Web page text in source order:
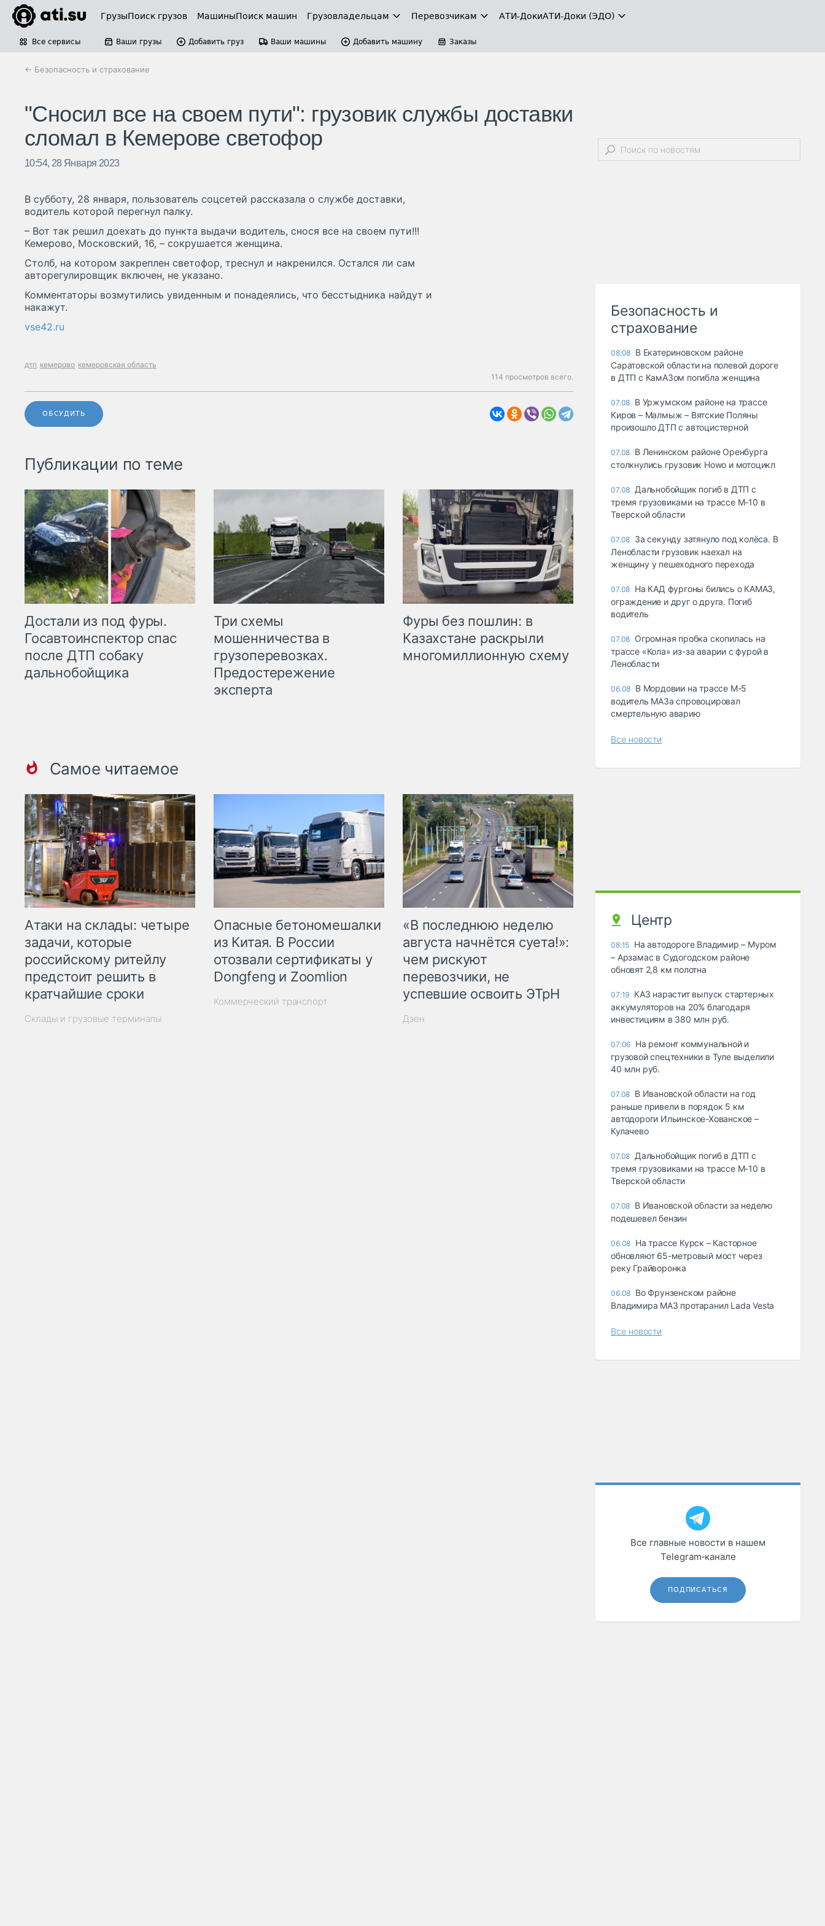
ГрузыПоиск грузов МашиныПоиск машин Грузовладельцам Перевозчикам АТИ-ДокиАТИ-Доки (ЭДО)
Все сервисы Ваши грузы Добавить груз Ваши машины Добавить машину Заказы
← Безопасность и страхование
"Сносил все на своем пути": грузовик службы доставки
сломал в Кемерове светофор
10:54, 28 Января 2023
В субботу, 28 января, пользователь соцсетей рассказала о службе доставки,
водитель которой перегнул палку.
– Вот так решил доехать до пункта выдачи водитель, снося все на своем пути!!!
Кемерово, Московский, 16, – сокрушается женщина.
Столб, на котором закреплен светофор, треснул и накренился. Остался ли сам
авторегулировщик включен, не указано.
Комментаторы возмутились увиденным и понадеялись, что бесстыдника найдут и
накажут.
vse42.ru
дтп кемерово кемеровская область
114 просмотров всего.
ОБСУДИТЬ
Публикации по теме
Достали из под фуры.
Госавтоинспектор спас
после ДТП собаку
дальнобойщика
Три схемы
мошенничества в
грузоперевозках.
Предостережение
эксперта
Фуры без пошлин: в
Казахстане раскрыли
многомиллионную схему
Самое читаемое
Атаки на склады: четыре
задачи, которые
российскому ритейлу
предстоит решить в
кратчайшие сроки
Склады и грузовые терминалы
Опасные бетономешалки
из Китая. В России
отозвали сертификаты у
Dongfeng и Zoomlion
Коммерческий транспорт
«В последнюю неделю
августа начнётся суета!»:
чем рискуют
перевозчики, не
успевшие освоить ЭТрН
Дзен
Безопасность и
страхование
08:08 В Екатериновском районе
Саратовской области на полевой дороге
в ДТП с КамАЗом погибла женщина
07.08 В Уржумском районе на трассе
Киров – Малмыж – Вятские Поляны
произошло ДТП с автоцистерной
07.08 В Ленинском районе Оренбурга
столкнулись грузовик Howo и мотоцикл
07.08 Дальнобойщик погиб в ДТП с
тремя грузовиками на трассе М-10 в
Тверской области
07.08 За секунду затянуло под колёса. В
Ленобласти грузовик наехал на
женщину у пешеходного перехода
07.08 На КАД фургоны бились о КАМАЗ,
ограждение и друг о друга. Погиб
водитель
07.08 Огромная пробка скопилась на
трассе «Кола» из-за аварии с фурой в
Ленобласти
06.08 В Мордовии на трассе М-5
водитель МАЗа спровоцировал
смертельную аварию
Все новости
Центр
08:15 На автодороге Владимир – Муром
– Арзамас в Судогодском районе
обновят 2,8 км полотна
07:19 КАЗ нарастит выпуск стартерных
аккумуляторов на 20% благодаря
инвестициям в 380 млн руб.
07:06 На ремонт коммунальной и
грузовой спецтехники в Туле выделили
40 млн руб.
07.08 В Ивановской области на год
раньше привели в порядок 5 км
автодороги Ильинское-Хованское –
Кулачево
07.08 Дальнобойщик погиб в ДТП с
тремя грузовиками на трассе М-10 в
Тверской области
07.08 В Ивановской области за неделю
подешевел бензин
06.08 На трассе Курск – Касторное
обновляют 65-метровый мост через
реку Грайворонка
06.08 Во Фрунзенском районе
Владимира МАЗ протаранил Lada Vesta
Все новости
Все главные новости в нашем
Telegram‑канале
ПОДПИСАТЬСЯ